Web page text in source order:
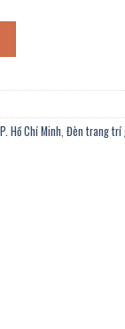
₫.
Showroom
Hồ Chí Minh Đèn trang trí